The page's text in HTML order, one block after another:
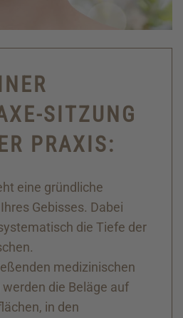
SITZUNG
PRAXIS:
eine gründliche
Gebisses. Dabei
die Tiefe der
medizinischen
die Beläge auf
in den